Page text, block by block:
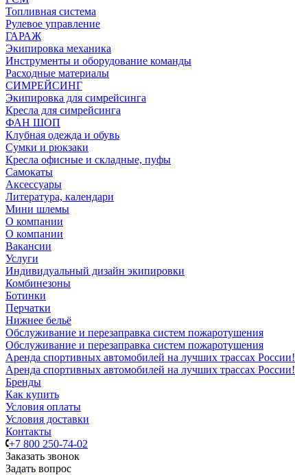
Топливная система
Рулевое управление
ГАРАЖ
Экипировка механика
Инструменты и оборудование команды
Расходные материалы
СИМРЕЙСИНГ
Экипировка для симрейсинга
Кресла для симрейсинга
ФАН ШОП
Клубная одежда и обувь
Сумки и рюкзаки
Кресла офисные и складные, пуфы
Самокаты
Аксессуары
Литература, календари
Мини шлемы
О компании
О компании
Вакансии
Услуги
Индивидуальный дизайн экипировки
Комбинезоны
Ботинки
Перчатки
Нижнее бельё
Обслуживание и перезаправка систем пожаротушения
Обслуживание и перезаправка систем пожаротушения
Аренда спортивных автомобилей на лучших трассах России!
Аренда спортивных автомобилей на лучших трассах России!
Бренды
Как купить
Условия оплаты
Условия доставки
Контакты
+7 800 250-74-02
Заказать звонок
Задать вопрос